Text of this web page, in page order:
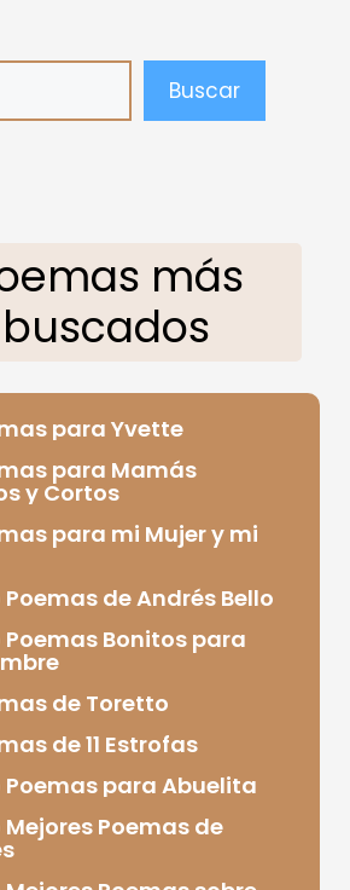
Buscar
más
buscados
para Yvette
para Mamás
y Cortos
para mi Mujer y mi
de Andrés Bello
Poemas Bonitos para
de Toretto
de 11 Estrofas
Poemas para Abuelita
Poemas de